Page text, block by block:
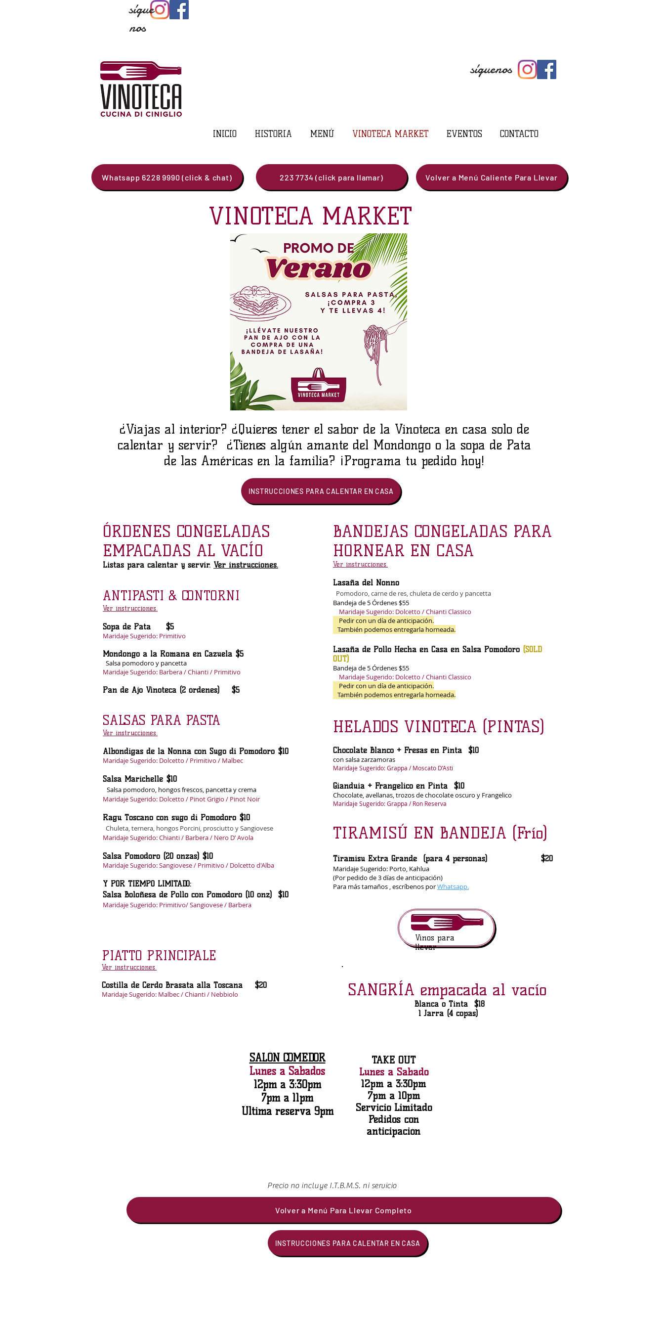
sígue
nos
síguenos
INICIO HISTORIA MENÚ VINOTECA MARKET EVENTOS CONTACTO
Whatsapp 6228 9990 (click & chat) 223 7734 (click para llamar) Volver a Menú Caliente Para Llevar
VINOTECA MARKET
¿Viajas al interior? ¿Quieres tener el sabor de la Vinoteca en casa solo de
calentar y servir? ¿Tienes algún amante del Mondongo o la sopa de Pata
de las Américas en la familia? ¡Programa tu pedido hoy!
INSTRUCCIONES PARA CALENTAR EN CASA
ÓRDENES CONGELADAS
EMPACADAS AL VACÍO
Listas para calentar y servir. Ver instrucciones.
ANTIPASTI & CONTORNI
Ver instrucciones.
Sopa de Pata $5
Maridaje Sugerido: Primitivo
Mondongo a la Romana en Cazuela $5
Salsa pomodoro y pancetta
Maridaje Sugerido: Barbera / Chianti / Primitivo
Pan de Ajo Vinoteca (2 órdenes) $5
SALSAS PARA PASTA
Ver instrucciones.
Albóndigas de la Nonna con Sugo di Pomodoro $10
Maridaje Sugerido: Dolcetto / Primitivo / Malbec
Salsa Marichelle $10
Salsa pomodoro, hongos frescos, pancetta y crema
Maridaje Sugerido: Dolcetto / Pinot Grigio / Pinot Noir
Ragú Toscano con sugo di Pomodoro $10
Chuleta, ternera, hongos Porcini, prosciutto y Sangiovese
Maridaje Sugerido: Chianti / Barbera / Nero D’ Avola
Salsa Pomodoro (20 onzas) $10
Maridaje Sugerido: Sangiovese / Primitivo / Dolcetto d'Alba
Y POR TIEMPO LIMITADO:
Salsa Boloñesa de Pollo con Pomodoro (10 onz) $10
Maridaje Sugerido: Primitivo/ Sangiovese / Barbera
BANDEJAS CONGELADAS PARA
HORNEAR EN CASA
Ver instrucciones.
Lasaña del Nonno
Pomodoro, carne de res, chuleta de cerdo y pancetta
Bandejade 5 Órdenes $55
Maridaje Sugerido: Dolcetto / Chianti Classico
Pedir con un día de anticipación.
También podemos entregarla horneada.
Lasaña de Pollo Hecha en Casa en Salsa Pomodoro (SOLD
OUT)
Bandejade 5 Órdenes $55
Maridaje Sugerido: Dolcetto / Chianti Classico
Pedir con un día de anticipación.
También podemos entregarla horneada.
HELADOS VINOTECA (PINTAS)
Chocolate Blanco + Fresas en Pinta $10
con salsa zarzamoras
Maridaje Sugerido: Grappa / Moscato D’Asti
Gianduia + Frangelico en Pinta $10
Chocolate, avellanas, trozos de chocolate oscuro y Frangelico
Maridaje Sugerido: Grappa / Ron Reserva
TIRAMISÚ EN BANDEJA (Frío)
Tiramisu Extra Grande (para 4 personas) $20
Maridaje Sugerido: Porto, Kahlua
(Por pedido de 3 días de anticipación)
Para más tamaños , escríbenos porWhatsapp.
Vinos para
llevar
PIATTO PRINCIPALE
Ver instrucciones.
Costilla de Cerdo Brasata alla Toscana $20
Maridaje Sugerido: Malbec / Chianti / Nebbiolo SANGRÍA empacada al vacío
Blanca o Tinta $18
1 Jarra (4 copas)
SALÓN COMEDOR
Lunes a Sábados
12pm a 3:30pm
7pm a 11pm
Última reserva 9pm
TAKE OUT
Lunes a Sábado
12pm a 3:30pm
7pm a 10pm
Servicio Limitado
Pedidos con
anticipación
Precio no incluye I.T.B.M.S. ni servicio
Volver a Menú Para Llevar Completo
INSTRUCCIONES PARA CALENTAR EN CASA